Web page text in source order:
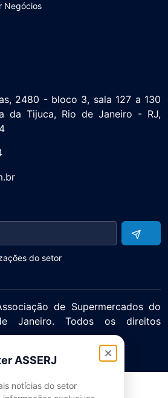
ASSERJ
notícias do setor
Negócios
2480 - bloco 3, sala 127 a 130
da Tijuca, Rio de Janeiro - RJ,
do setor
de Supermercados do
Janeiro. Todos os direitos
Termos de Uso